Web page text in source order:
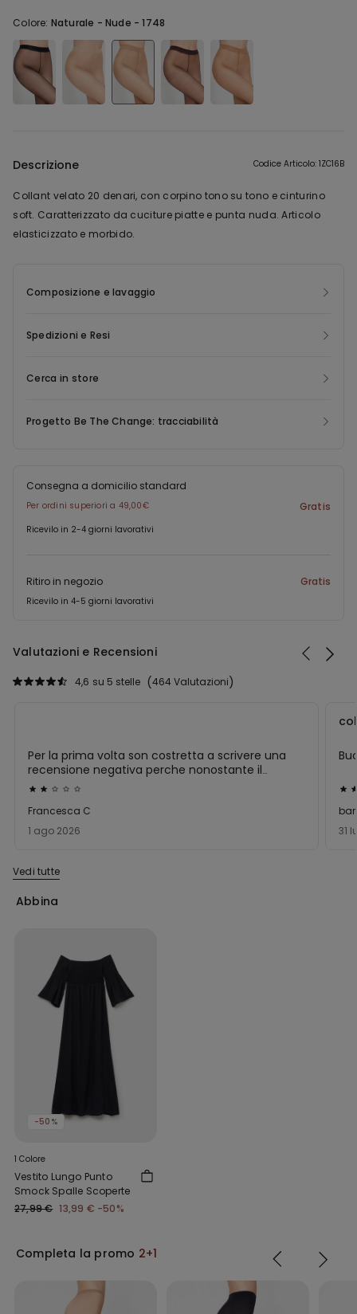
Colore: Naturale -Nude - 1748
Descrizione Codice Articolo: 1ZC16B
Collant velato 20 denari, con corpino tono su tono e cinturino
soft. Caratterizzato da cuciture piatte e punta nuda. Articolo
elasticizzato e morbido.
Composizione e lavaggio
Spedizioni e Resi
Cerca in store
Progetto Be The Change: tracciabilità
Consegna a domicilio standard
Per ordini superiori a 49,00€ Gratis
Ricevilo in 2-4 giorni lavorativi
Ritiro in negozio Gratis
Ricevilo in 4-5 giorni lavorativi
Valutazioni e Recensioni
464 Valutazioni
4,6 su 5 stelle
Valutato
2
su
1 ago 2026
Francesca C
Per la prima volta son costretta a scrivere una
recensione negativa perche nonostante il
prezzo scritto nella confezione fosse 2,99 mi è
per chiedere una spiegazione a riguardo con
tanto di foto ma non ho mai ricevuto risposta.
Che delusione!!!!
5
su
31
Vedi tutte
Abbina
-50%
1 Colore
Vestito Lungo Punto
Smock Spalle Scoperte
27,99 € 13,99 € -50%
Completa la promo 2+1